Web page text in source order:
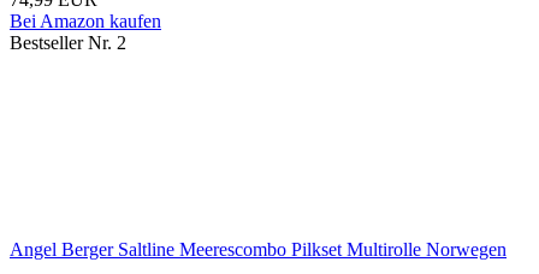
Bei Amazon kaufen
Bestseller Nr. 2
Angel Berger Saltline Meerescombo Pilkset Multirolle Norwegen